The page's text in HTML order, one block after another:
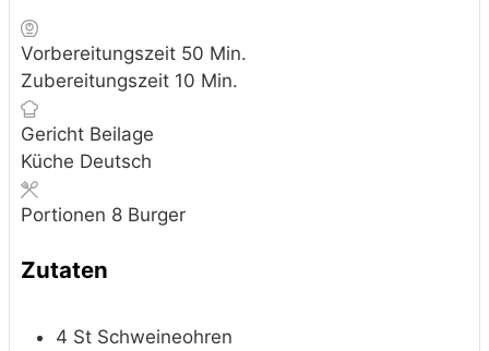
Vorbereitungszeit 50 Minuten
Min.
Zubereitungszeit 10 Minuten
Min.
Gericht Beilage
Küche Deutsch
Portionen 8 Burger
Zutaten
4 St Schweineohren